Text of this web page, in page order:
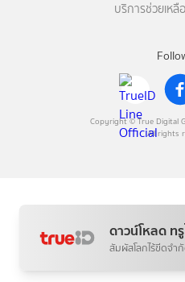
ดาวน์โหลด ท
สัมผัสโลกไร้ขีดจำ
Copyright © True Digital
All rights
บริการช่วยเหลือ